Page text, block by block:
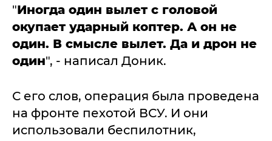
"Иногда один вылет с головой
окупает ударный коптер. А он не
один. В смысле вылет. Да и дрон не
один", - написал Доник.
С его слов, операция была проведена
на фронте пехотой ВСУ. И они
использовали беспилотник,